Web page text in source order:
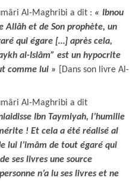
Al-Maghribi a dit : « Ibnou
Allâh et de Son prophète, un
qui égare […] après cela,
al-Islâm” est un hypocrite
comme lui »
[Dans son livre Al-
Al-Maghribi a dit
Ibn Taymiyah, l’humilie
! Et cela a été réalisé al
lui l’imâm de tout égaré qui
ses livres une source
n’a lu ses livres et ne